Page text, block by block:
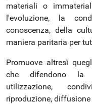
materiali o
l'evoluzione, la
conoscenza, della
maniera paritaria per
Promuove altresì
che difendono la
utilizzazione,
riproduzione,